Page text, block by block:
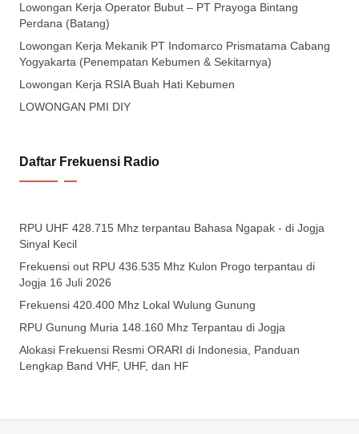
Lowongan Kerja Operator Bubut – PT Prayoga Bintang
Perdana (Batang)
Lowongan Kerja Mekanik PT Indomarco Prismatama Cabang
Yogyakarta (Penempatan Kebumen & Sekitarnya)
Lowongan Kerja RSIA Buah Hati Kebumen
LOWONGAN PMI DIY
Daftar Frekuensi Radio
RPU UHF 428.715 Mhz terpantau Bahasa Ngapak - di Jogja
Sinyal Kecil
Frekuensi out RPU 436.535 Mhz Kulon Progo terpantau di
Jogja 16 Juli 2026
Frekuensi 420.400 Mhz Lokal Wulung Gunung
RPU Gunung Muria 148.160 Mhz Terpantau di Jogja
Alokasi Frekuensi Resmi ORARI di Indonesia, Panduan
Lengkap Band VHF, UHF, dan HF